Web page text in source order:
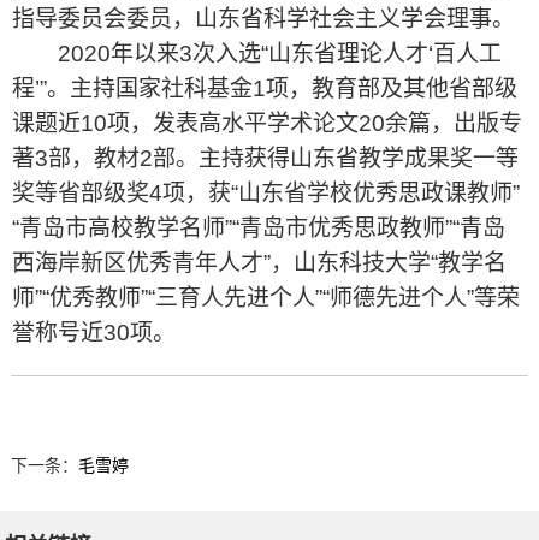
指导委员会委员，山东省科学社会主义学会理事。
2020年以来3次入选“山东省理论人才‘百人工
程’”。主持国家社科基金1项，教育部及其他省部级
课题近10项，发表高水平学术论文20余篇，出版专
著3部，教材2部。主持获得山东省教学成果奖一等
奖等省部级奖4项，获“山东省学校优秀思政课教师”
“青岛市高校教学名师”“青岛市优秀思政教师”“青岛
西海岸新区优秀青年人才”，山东科技大学“教学名
师”“优秀教师”“三育人先进个人”“师德先进个人”等荣
誉称号近30项。
下一条： 毛雪婷